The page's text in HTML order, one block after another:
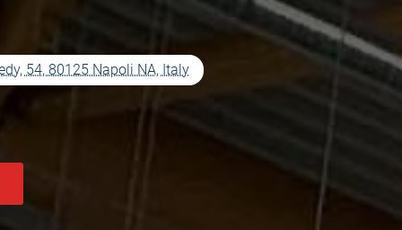
54, 80125 Napoli NA, Italy